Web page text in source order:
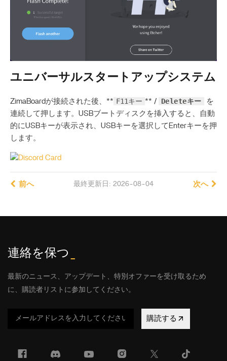
ユニバーサルスタートアップシステム
ZimaBoardが接続された後、** F11キー ** / Deleteキー
を
連続して押します。USBブートディスクを挿入すると、自動
的にUSBキーが表示され、USBキーを選択してEnterキーを押
します。
最終更新日: 2026-08-04
前へ 次へ
連絡を保つ
最新のニュース、アップデート、特別オファーを受け取るため
に、購読者リストに参加してください。
購読する